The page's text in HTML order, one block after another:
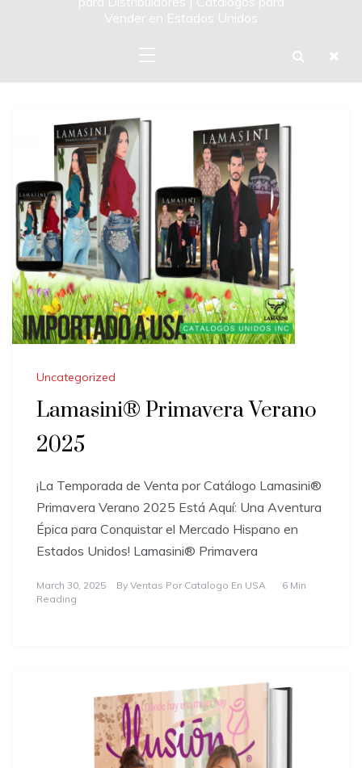
Vender en Estados Unidos
Uncategorized
Lamasini® Primavera Verano
2025
¡La Temporada de Venta por Catálogo Lamasini®
Primavera Verano 2025 Está Aquí: Una Aventura
Épica para Conquistar el Mercado Hispano en
Estados Unidos! Lamasini® Primavera
March 30, 2025 By Ventas Por Catalogo En USA
6 Min
Reading